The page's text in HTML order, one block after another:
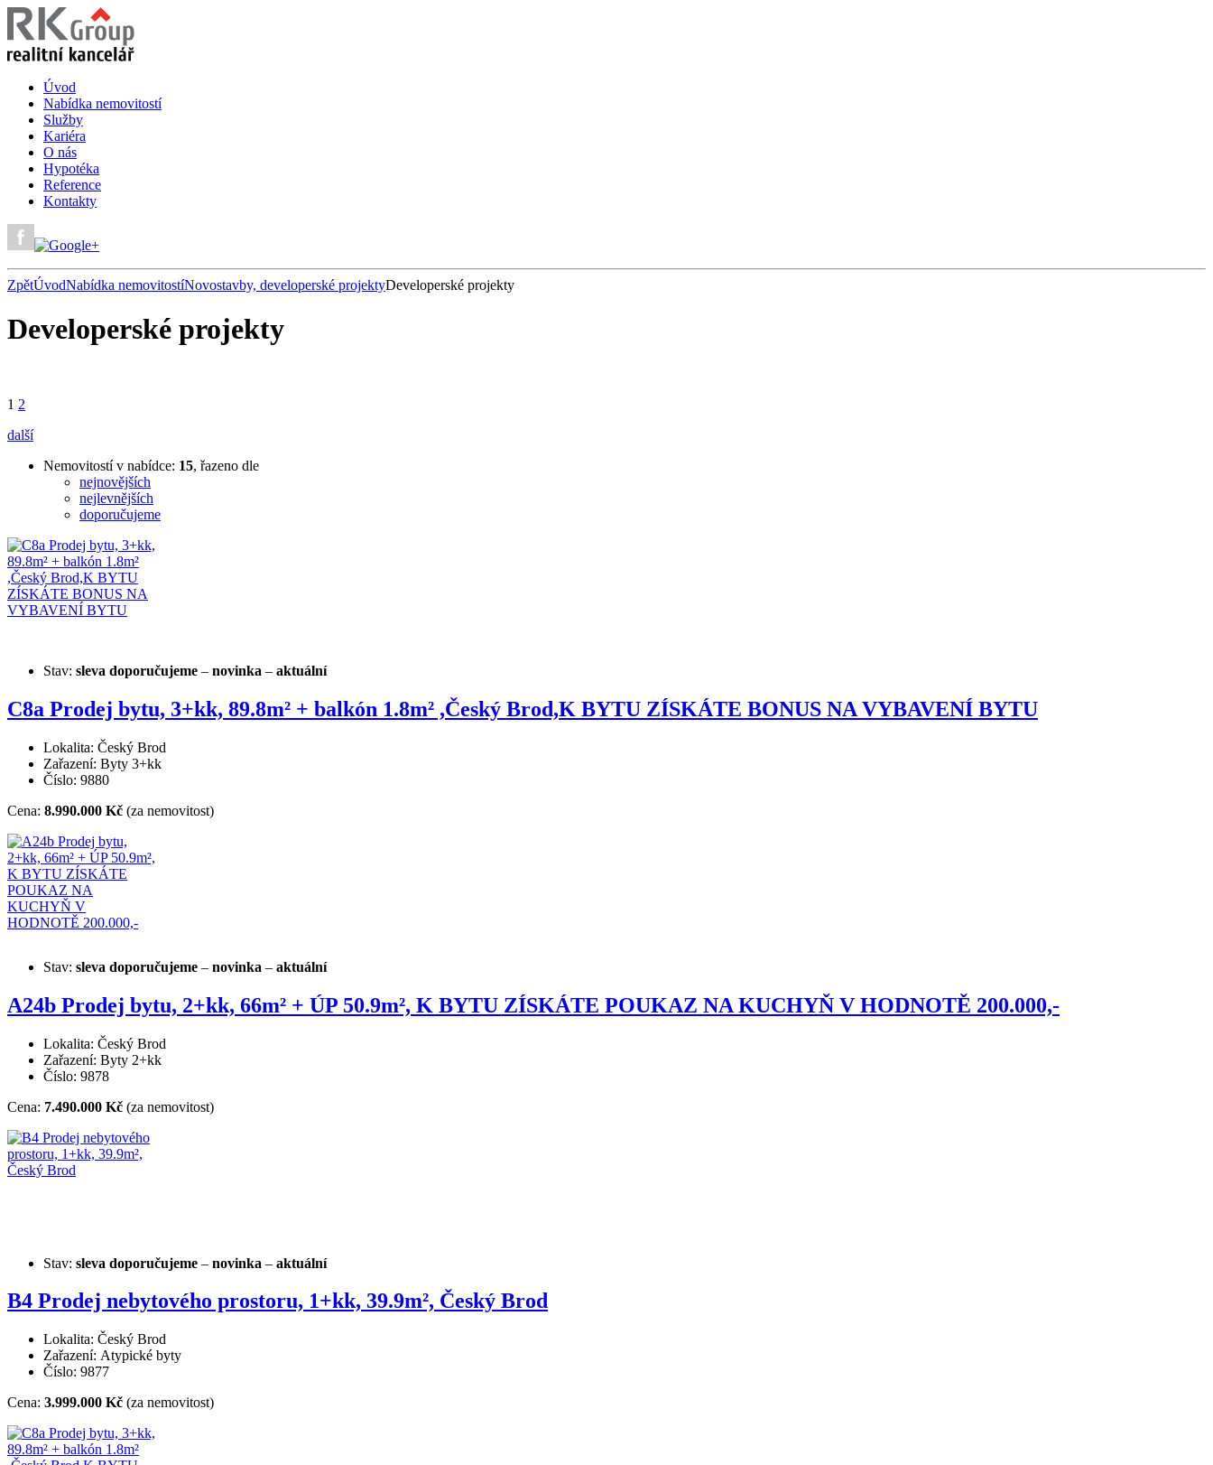
Úvod
Nabídka nemovitostí
Služby
Kariéra
O nás
Hypotéka
Reference
Kontakty
ZpětÚvodNabídka nemovitostíNovostavby, developerské projektyDeveloperské projekty
Developerské projekty
1 2
další
Nemovitostí v nabídce: 15, řazeno dle
nejnovějších
nejlevnějších
doporučujeme
Stav: sleva doporučujeme – novinka – aktuální
C8a Prodej bytu, 3+kk, 89.8m² + balkón 1.8m² ,Český Brod,K BYTU ZÍSKÁTE BONUS NA VYBAVENÍ BYTU
Lokalita: Český Brod
Zařazení: Byty 3+kk
Číslo: 9880
Cena: 8.990.000 Kč (za nemovitost)
Stav: sleva doporučujeme – novinka – aktuální
A24b Prodej bytu, 2+kk, 66m² + ÚP 50.9m², K BYTU ZÍSKÁTE POUKAZ NA KUCHYŇ V HODNOTĚ 200.000,-
Lokalita: Český Brod
Zařazení: Byty 2+kk
Číslo: 9878
Cena: 7.490.000 Kč (za nemovitost)
Stav: sleva doporučujeme – novinka – aktuální
B4 Prodej nebytového prostoru, 1+kk, 39.9m², Český Brod
Lokalita: Český Brod
Zařazení: Atypické byty
Číslo: 9877
Cena: 3.999.000 Kč (za nemovitost)